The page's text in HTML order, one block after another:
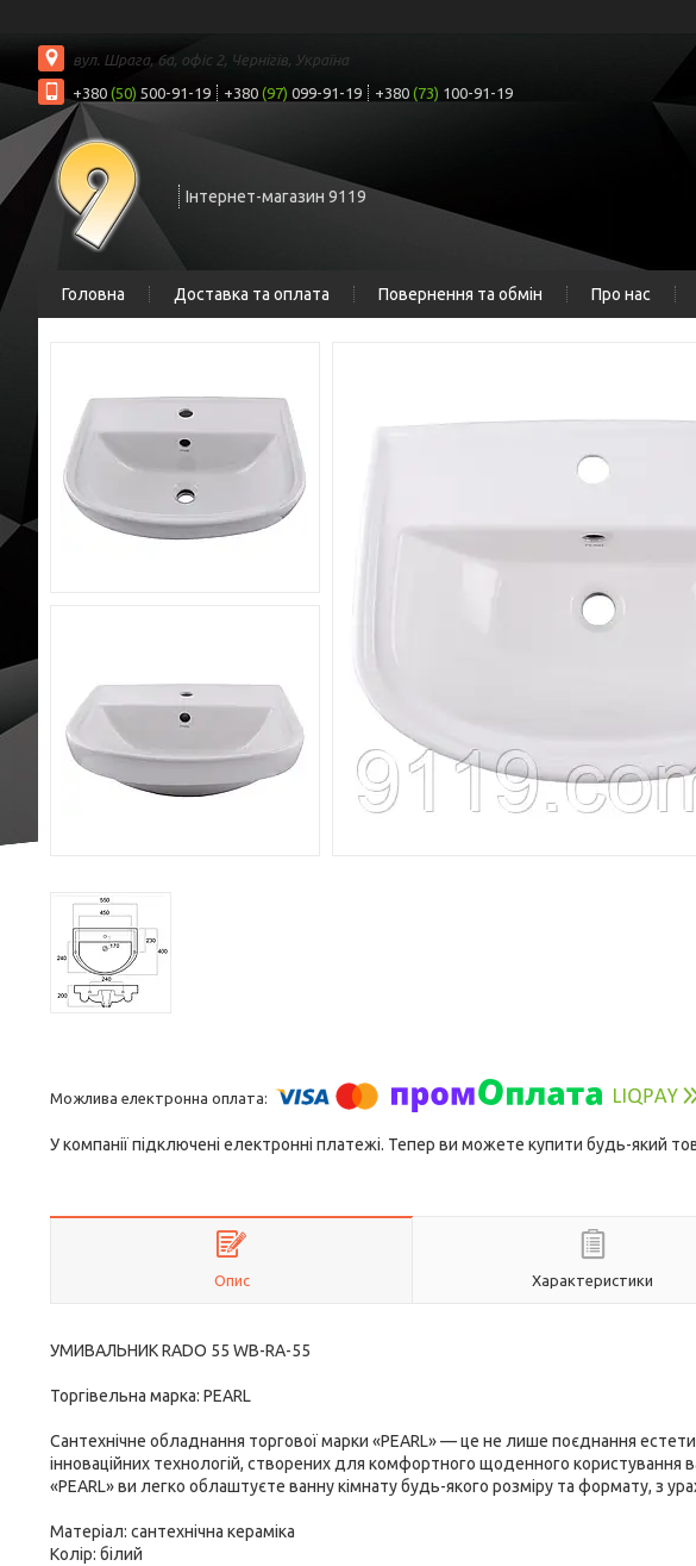
вул. Шрага, 6а, офіс 2, Чернігів, Україна
+380 (50) 500-91-19 +380 (97) 099-91-19 +380 (73) 100-91-19
Інтернет-магазин 9119
Головна Доставка та оплата Повернення та обмін Про нас
У компанії підключені електронні платежі. Тепер ви можете купити будь-який
Опис Характеристики
УМИВАЛЬНИК RADO 55 WB-RA-55
Торгівельна марка: PEARL
Сантехнічне обладнання торгової марки «PEARL» — це не лише поєднання
інноваційних технологій, створених для комфортного щоденного користування
«PEARL» ви легко облаштуєте ванну кімнату будь-якого розміру та формату, з
Матеріал: сантехнічна кераміка
Колір: білий